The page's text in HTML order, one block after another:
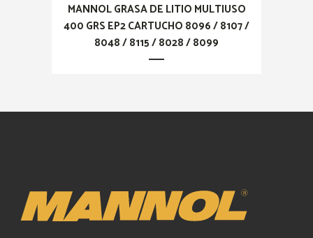
MANNOL GRASA DE LITIO MULTIUSO
400 GRS EP2 CARTUCHO 8096 / 8107 /
8048 / 8115 / 8028 / 8099